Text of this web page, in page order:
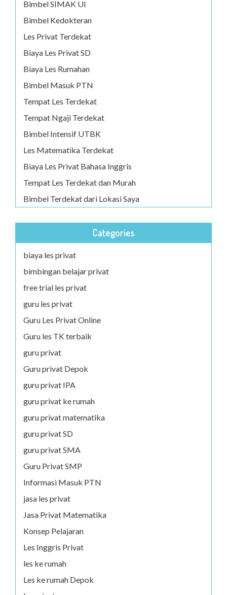
Bimbel SIMAK UI
Bimbel Kedokteran
Les Privat Terdekat
Biaya Les Privat SD
Biaya Les Rumahan
Bimbel Masuk PTN
Tempat Les Terdekat
Tempat Ngaji Terdekat
Bimbel Intensif UTBK
Les Matematika Terdekat
Biaya Les Privat Bahasa Inggris
Tempat Les Terdekat dan Murah
Bimbel Terdekat dari Lokasi Saya
Categories
biaya les privat
bimbingan belajar privat
free trial les privat
guru les privat
Guru Les Privat Online
Guru les TK terbaik
guru privat
Guru privat Depok
guru privat IPA
guru privat ke rumah
guru privat matematika
guru privat SD
guru privat SMA
Guru Privat SMP
Informasi Masuk PTN
jasa les privat
Jasa Privat Matematika
Konsep Pelajaran
Les Inggris Privat
les ke rumah
Les ke rumah Depok